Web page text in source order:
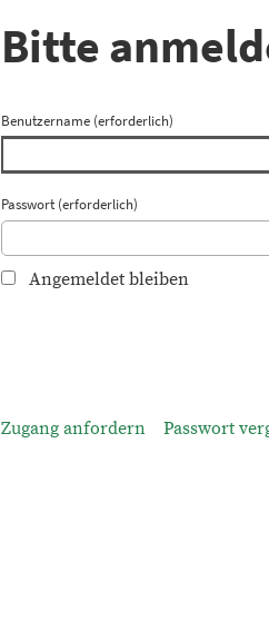
Bitte
Benutzername (erforderlich)
Passwort (erforderlich)
Angemeldet bleiben
Zugang anfordern Passwort